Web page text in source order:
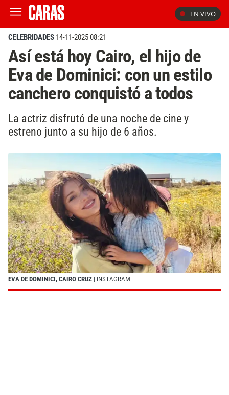
EN VIVO
CELEBRIDADES 14-11-2025 08:21
Así está hoy Cairo, el hijo de
Eva de Dominici: con un estilo
canchero conquistó a todos
La actriz disfrutó de una noche de cine y
estreno junto a su hijo de 6 años.
EVA DE DOMINICI, CAIRO CRUZ | INSTAGRAM